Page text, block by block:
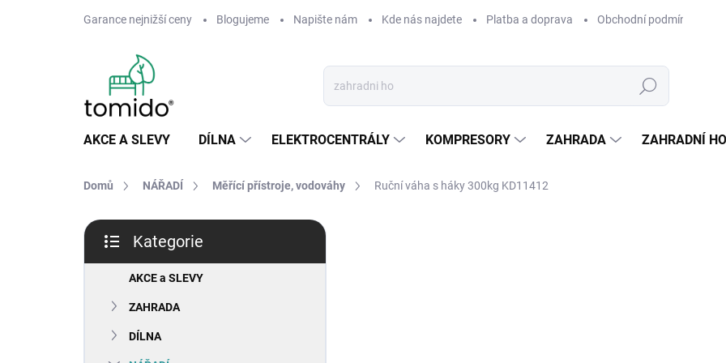
Garance nejnižší ceny Blogujeme Napište nám Kde nás najdete Platba a doprava Obchodní podmínky
Hledat
AKCE A SLEVY DÍLNA ELEKTROCENTRÁLY KOMPRESORY ZAHRADA ZAHRADNÍ
Domů NÁŘADÍ Měřící přístroje, vodováhy Ruční váha s háky 300kg KD11412
P
s
kategorie
Kategorie
AKCE a SLEVY
ZAHRADA
DÍLNA